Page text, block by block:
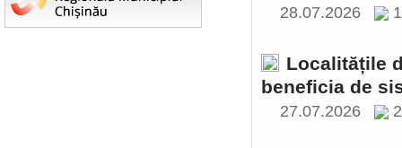
28.07.2026
Localitățile
beneficia de
27.07.2026